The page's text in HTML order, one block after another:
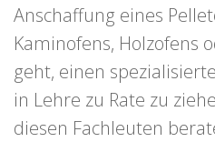
Anschaffung eines
Kaminofens, Holzofens
geht, einen
in Lehre zu Rate zu
diesen Fachleuten